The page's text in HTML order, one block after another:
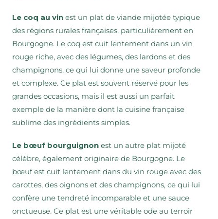
Le coq au vin est un plat de viande mijotée typique
des régions rurales françaises, particulièrement en
Bourgogne. Le coq est cuit lentement dans un vin
rouge riche, avec des légumes, des lardons et des
champignons, ce qui lui donne une saveur profonde
et complexe. Ce plat est souvent réservé pour les
grandes occasions, mais il est aussi un parfait
exemple de la manière dont la cuisine française
sublime des ingrédients simples.
Le bœuf bourguignon est un autre plat mijoté
célèbre, également originaire de Bourgogne. Le
bœuf est cuit lentement dans du vin rouge avec des
carottes, des oignons et des champignons, ce qui lui
confère une tendreté incomparable et une sauce
onctueuse. Ce plat est une véritable ode au terroir